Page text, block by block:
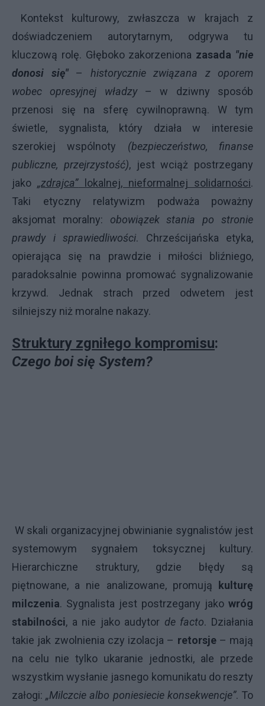
Kontekst kulturowy, zwłaszcza w krajach z
doświadczeniem autorytarnym, odgrywa tu
kluczową rolę. Głęboko zakorzeniona zasada "nie
donosi się"– historycznie związana z oporem
wobec opresyjnej władzy– w dziwny sposób
przenosi się na sferę cywilnoprawną. W tym
świetle, sygnalista, który działa w interesie
szerokiej wspólnoty (bezpieczeństwo, finanse
publiczne, przejrzystość), jest wciąż postrzegany
jako„zdrajca”lokalnej, nieformalnej solidarności.
Taki etyczny relatywizm podważa poważny
aksjomat moralny: obowiązek stania po stronie
prawdy i sprawiedliwości. Chrześcijańska etyka,
opierająca się na prawdzie i miłości bliźniego,
paradoksalnie powinna promować sygnalizowanie
krzywd. Jednak strach przed odwetem jest
silniejszy niż moralne nakazy.
Struktury zgniłego kompromisu:
Czego boi się System?
W skali organizacyjnej obwinianie sygnalistów jest
systemowym sygnałem toksycznej kultury.
Hierarchiczne struktury, gdzie błędy są
piętnowane, a nie analizowane, promują kulturę
milczenia. Sygnalista jest postrzegany jako wróg
stabilności, a nie jako audytor de facto. Działania
takie jak zwolnienia czy izolacja – retorsje– mają
na celu nie tylko ukaranie jednostki, ale przede
wszystkim wysłanie jasnego komunikatu do reszty
załogi:„Milczcie albo poniesiecie konsekwencje”. To